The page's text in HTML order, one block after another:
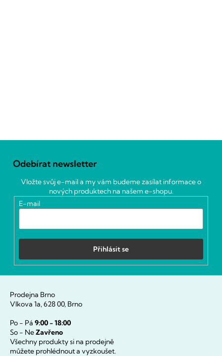
Odebírat newsletter
Vložte svůj e-mail a my vám budeme zasílat informace o
nových produktech na našem e-shopu.
E-mail
Přihlásit se
Prodejna Brno
Vlkova 1a, 628 00, Brno
Po - Pá 9:00 - 18:00
So - NeZavřeno
Všechny produkty si na prodejně
můžete prohlédnout a vyzkoušet.